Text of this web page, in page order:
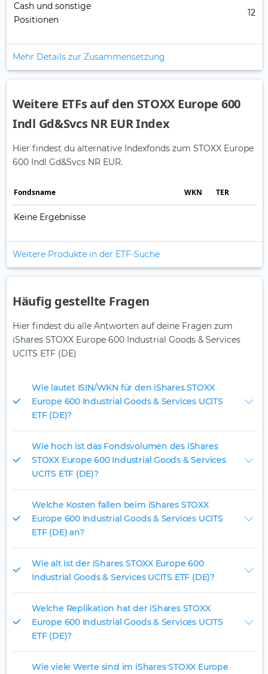
Cash und sonstige
Positionen
12
Mehr Details zur Zusammensetzung
Weitere ETFs auf den STOXX Europe 600
Indl Gd&Svcs NR EUR Index
Hier findest du alternative Indexfonds zum STOXX Europe
600 Indl Gd&Svcs NR EUR.
Fonds­name WKN TER
Keine Ergebnisse
Weitere Produkte in der ETF-Suche
Häufig gestellte Fragen
Hier findest du alle Antworten auf deine Fragen zum
iShares STOXX Europe 600 Industrial Goods & Services
UCITS ETF (DE)
Wie lautet ISIN/WKN für den iShares STOXX
Europe 600 Industrial Goods & Services UCITS
ETF (DE)?
Wie hoch ist das Fondsvolumen des iShares
STOXX Europe 600 Industrial Goods & Services
UCITS ETF (DE)?
Welche Kosten fallen beim iShares STOXX
Europe 600 Industrial Goods & Services UCITS
ETF (DE) an?
Wie alt ist der iShares STOXX Europe 600
Industrial Goods & Services UCITS ETF (DE)?
Welche Replikation hat der iShares STOXX
Europe 600 Industrial Goods & Services UCITS
ETF (DE)?
Wie viele Werte sind im iShares STOXX Europe